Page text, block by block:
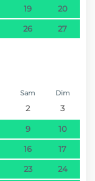
19 20
26 27
Sam Dim
2 3
9 10
16 17
23 24